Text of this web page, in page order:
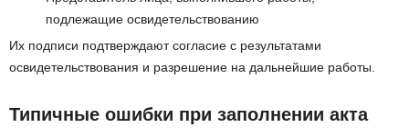
подлежащие освидетельствованию
Их подписи подтверждают согласие с результатами
освидетельствования и разрешение на дальнейшие работы.
Типичные ошибки при заполнении акта